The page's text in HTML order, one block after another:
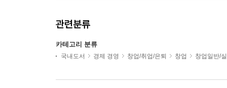
관련분류
카테고리 분류
국내도서 경제 경영 창업/취업/은퇴 창업 창업일반/